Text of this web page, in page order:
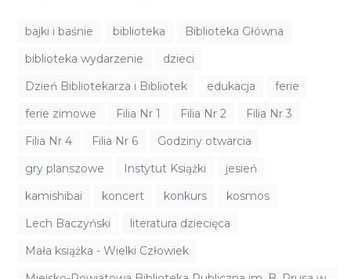
bajki i baśnie biblioteka
Biblioteka Główna
biblioteka wydarzenie
dzieci
Dzień Bibliotekarza i Bibliotek
edukacja
ferie
ferie zimowe
Filia Nr 1 Filia Nr 2
Filia Nr 3
Filia Nr 4
Filia Nr 6
Godziny otwarcia
gry planszowe
Instytut Książki
jesień
kamishibai
koncert konkurs
kosmos
Lech Baczyński
literatura dziecięca
Mała książka - Wielki Człowiek